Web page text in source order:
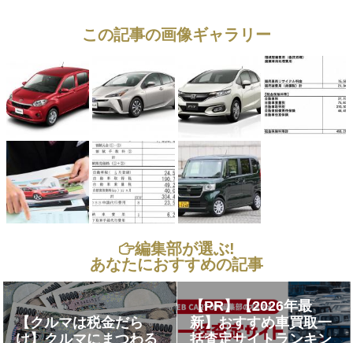
この記事の画像ギャラリー
編集部が選ぶ!
あなたにおすすめの記事
【クルマは税金だら
け】クルマにまつわる
【PR】【2026年最
新】おすすめ車買取一
括査定サイトランキン